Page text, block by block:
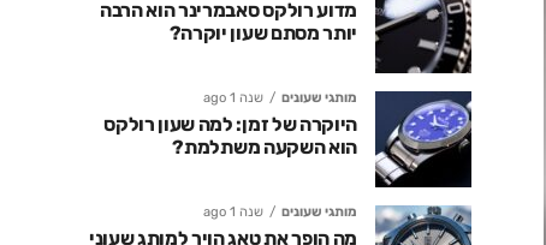
מדוע רולקס סאבמרינר הוא הרבה
יותר מסתם שעון יוקרה?
מותגי שעונים שנה 1 ago
היוקרה של זמן: למה שעון רולקס
הוא השקעה משתלמת?
מותגי שעונים שנה 1 ago
מה הופך את טאג הויר למותג שעוני